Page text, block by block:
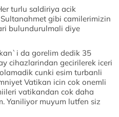
turlu saldiriya acik
gibi camilerimizin
bulundurulmali diye
da gorelim dedik 35
cihazlarindan gecirilerek iceri
cunki esim turbanli
Vatikan icin cok onemli
vatikandan cok daha
Yaniliyor muyum lutfen siz